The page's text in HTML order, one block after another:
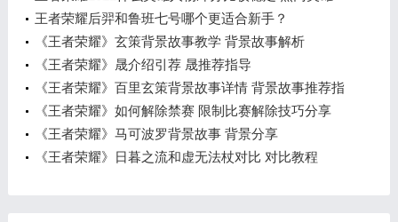
推荐
王者荣耀后羿和鲁班七号哪个更适合新手？
《王者荣耀》玄策背景故事教学 背景故事解析
《王者荣耀》晟介绍引荐 晟推荐指导
《王者荣耀》百里玄策背景故事详情 背景故事推荐指
导
《王者荣耀》如何解除禁赛 限制比赛解除技巧分享
《王者荣耀》马可波罗背景故事 背景分享
《王者荣耀》日暮之流和虚无法杖对比 对比教程